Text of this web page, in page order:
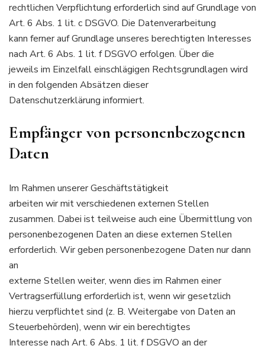
rechtlichen Verpflichtung erforderlich sind auf Grundlage von
Art. 6 Abs. 1 lit. c DSGVO. Die Datenverarbeitung
kann ferner auf Grundlage unseres berechtigten Interesses
nach Art. 6 Abs. 1 lit. f DSGVO erfolgen. Über die
jeweils im Einzelfall einschlägigen Rechtsgrundlagen wird
in den folgenden Absätzen dieser
Datenschutzerklärung informiert.
Empfänger von personenbezogenen
Daten
Im Rahmen unserer Geschäftstätigkeit
arbeiten wir mit verschiedenen externen Stellen
zusammen. Dabei ist teilweise auch eine Übermittlung von
personenbezogenen Daten an diese externen Stellen
erforderlich. Wir geben personenbezogene Daten nur dann
an
externe Stellen weiter, wenn dies im Rahmen einer
Vertragserfüllung erforderlich ist, wenn wir gesetzlich
hierzu verpflichtet sind (z. B. Weitergabe von Daten an
Steuerbehörden), wenn wir ein berechtigtes
Interesse nach Art. 6 Abs. 1 lit. f DSGVO an der